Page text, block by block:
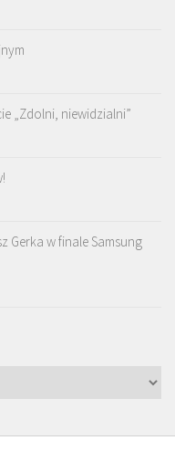
„Zdolni, niewidzialni”
Gerka w finale Samsung